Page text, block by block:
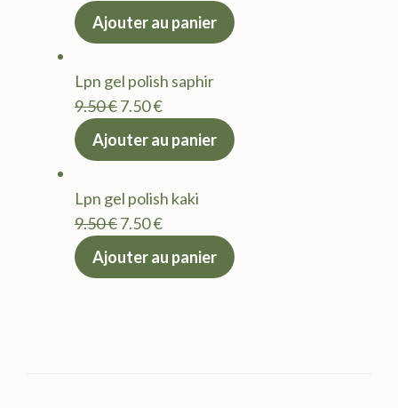
prix
9.50 €.
actuel
7.50 €.
Ajouter au panier
Lpn gel polish saphir
9.50€Le
prix
9.50 €.
7.50€Le
actuel
7.50 €.
Ajouter au panier
Lpn gel polish kaki
9.50€Le
prix
7.50€Le
actuel
Ajouter au panier